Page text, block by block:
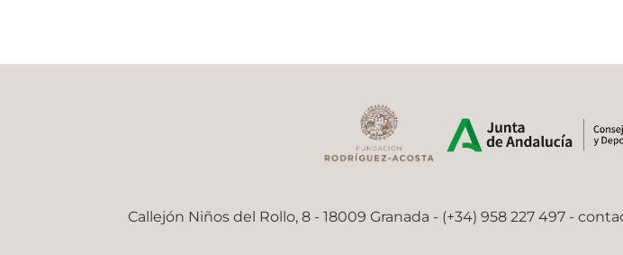
Callejón Niños del Rollo, 8 - 18009 Granada - (+34) 958 227 497 -